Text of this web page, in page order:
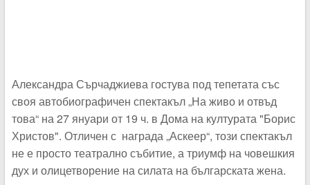
Александра Сърчаджиева гостува под тепетата със
своя автобиографичен спектакъл „На живо и отвъд
това“ на 27 януари от 19 ч. в Дома на културата "Борис
Христов". Отличен с награда „Аскеер“, този спектакъл
не е просто театрално събитие, а триумф на човешкия
дух и олицетворение на силата на българската жена.